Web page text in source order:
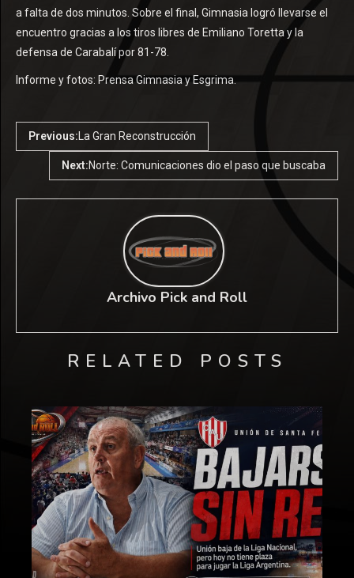
a falta de dos minutos. Sobre el final, Gimnasia logró llevarse el
encuentro gracias a los tiros libres de Emiliano Toretta y la
defensa de Carabalí por 81-78.
Informe y fotos: Prensa Gimnasia y Esgrima.
Previous: La Gran Reconstrucción
Next:Norte: Comunicaciones dio el paso que buscaba
Archivo Pick and Roll
RELATED POSTS